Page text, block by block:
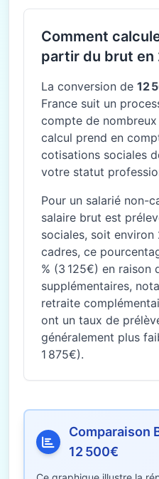
Comment
partir du brut en
La conversion de 12
France suit un
compte de
calcul prend en
cotisations sociales
votre statut
Pour un salarié non-
salaire brut est
sociales, soit environ
cadres, ce
% (3 125€) en raison
supplémentaires,
retraite
ont un taux de
généralement plus
1 875€).
Comparaison
12 500€